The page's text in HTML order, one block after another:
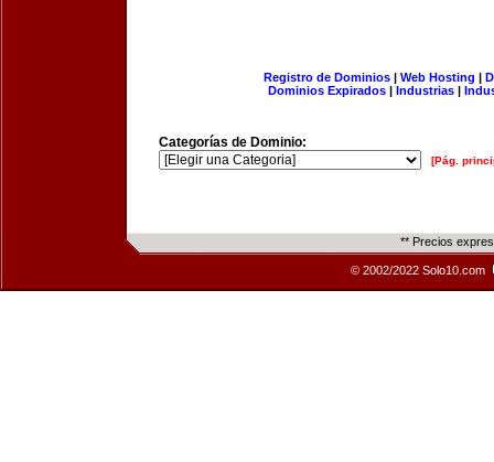
Registro de Dominios| Web Hosting |
Dominios Expirados | Industrias |
Categorías de Dominio:
[Pág.
** Precios
© 2002/2022 Solo10.com